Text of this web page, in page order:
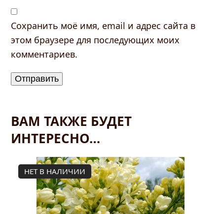
Сохранить моё имя, email и адрес сайта в
этом браузере для последующих моих
комментариев.
ВАМ ТАКЖЕ БУДЕТ
ИНТЕРЕСНО…
НЕТ В НАЛИЧИИ